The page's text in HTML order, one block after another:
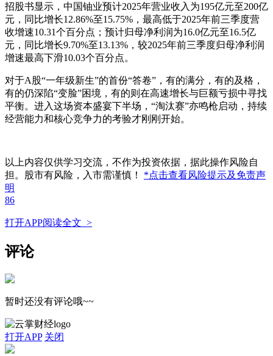
招股书显示，中国铀业预计2025年营业收入为195亿元至200亿
元，同比增长12.86%至15.75%，最高低于2025年前三季度营
收增速10.31个百分点；预计归母净利润为16.0亿元至16.5亿
元，同比增长9.70%至13.13%，较2025年前三季度归母净利润
增速最高下滑10.03个百分点。
对于A股“一年级新生”的首份“答卷”，有的满分，有的及格，
有的仍深陷“变脸”困境，有的则在高速增长与巨额亏损中寻找
平衡。进入这场资本盛宴下半场，“淘汰赛”亦鸣枪启动，持续
经营能力和核心竞争力的考验才刚刚开始。
以上内容仅供学习交流，不作为投资依据，据此操作风险自
担。股市有风险，入市需谨慎！ *点击查看风险提示及免责声
明
86
打开APP阅读全文 >
评论
暂时还没有评论哦~~
打开APP 关闭